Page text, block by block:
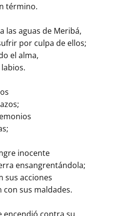
término.
las aguas de Meribá,
por culpa de ellos;
el alma,
inocente
ensangrentándola;
sus acciones
sus maldades.
encendió contra su